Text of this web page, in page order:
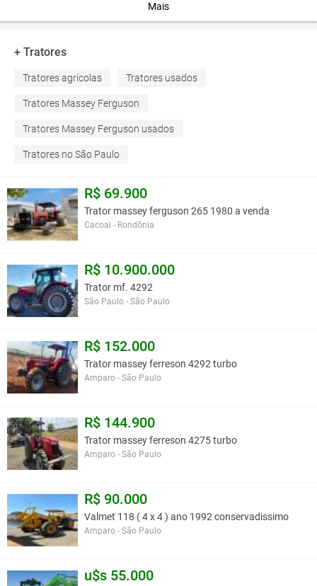
este anúncio é contra a política de Agroads?
Mais
+ Tratores
Tratores agrícolas Tratores usados
Tratores Massey Ferguson
Tratores Massey Ferguson usados
Tratores no São Paulo
R$ 69.900
Trator massey ferguson 265 1980 a venda
Cacoal - Rondônia
R$ 10.900.000
Trator mf. 4292
São Paulo - São Paulo
R$ 152.000
Trator massey ferreson 4292 turbo
Amparo - São Paulo
R$ 144.900
Trator massey ferreson 4275 turbo
Amparo - São Paulo
R$ 90.000
Valmet 118 ( 4 x 4 ) ano 1992 conservadissimo
Amparo - São Paulo
u$s 55.000